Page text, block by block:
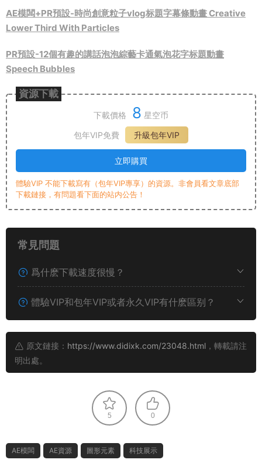
AE模闆+PR預設-時尚創意粒子vlog标題字幕條動畫 Creative
Lower Third With Particles
PR預設-12個有趣的講話泡泡綜藝卡通氣泡花字标題動畫
Speech Bubbles
資源下載
下載價格 8 星空币
包年VIP免費
升級包年VIP
立即購買
體驗VIP 不能下載寫有（包年VIP專享）的資源。非會員看文章底部
下載鏈接，有問題看下面的站内公告！
常見問題
爲什麽下載速度很慢？
體驗VIP和包年VIP或者永久VIP有什麽區别？
原文鏈接： https://www.didixk.com/23048.html ，轉載請注
明出處。
5 0
AE模闆 AE資源 圖形元素 科技展示